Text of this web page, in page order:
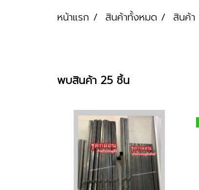
หน้าแรก สินค้าทั้งหมด สินค้า
พบสินค้า 25 ชิ้น